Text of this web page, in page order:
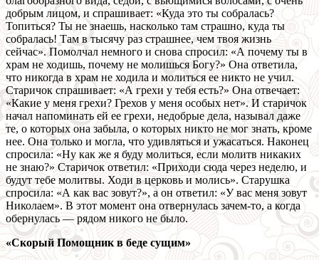
добрым лицом, и спрашивает: «Куда это ты собралась?
Топиться? Ты не знаешь, насколько там страшно, куда ты
собралась! Там в тысячу раз страшнее, чем твоя жизнь
сейчас». Помолчал немного и снова спросил: «А почему ты в
храм не ходишь, почему не молишься Богу?» Она ответила,
что никогда в храм не ходила и молиться ее никто не учил.
Старичок спрашивает: «А грехи у тебя есть?» Она отвечает:
«Какие у меня грехи? Грехов у меня особых нет». И старичок
начал напоминать ей ее грехи, недобрые дела, называл даже
те, о которых она забыла, о которых никто не мог знать, кроме
нее. Она только и могла, что удивляться и ужасаться. Наконец
спросила: «Ну как же я буду молиться, если молитв никаких
не знаю?» Старичок ответил: «Приходи сюда через неделю, и
будут тебе молитвы. Ходи в церковь и молись». Старушка
спросила: «А как вас зовут?», а он ответил: «У вас меня зовут
Николаем». В этот момент она отвернулась зачем-то, а когда
обернулась — рядом никого не было.
«Скорый Помощник в беде сущим»